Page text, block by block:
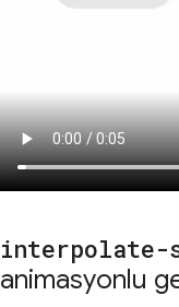
interpolate-
animasyonlu